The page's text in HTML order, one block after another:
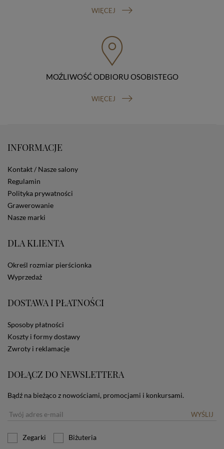
przenoszenia danych, prawo do wniesienia skargi do
prawo do cofnięcia zgody na przetwarzanie danych
osobowych (masz prawo cofnięcia zgody na
przetwarzanie danych w dowolnym momencie;
cofnięcie zgody nie ma wpływu na zgodność z prawem
przetwarzania, którego dokonano na podstawie Twojej
praw skieruj do nas odpowiednie żądanie.
Zautomatyzowane podejmowanie decyzji
Stosowane są one w celach zapewnienia maksymalnej
wygody wszystkich użytkowników (w tym Kupujących)
przy korzystaniu ze Sklepu (zapamiętywanie
preferencji i ustawień na stronie, zbieranie
anonimowych danych dla celów reklamowych i
statystycznych, także przez inne portale, w tym
dotyczących cookies oznacza, że będą one
użytkownika. Jeżeli użytkownik nie wyraża zgody na
stosowanie plików cookies powinien zmienić
WIĘCEJ
MOŹLIWOŚĆ ODBIORU OSOBISTEGO
WIĘCEJ
INFORMACJE
Kontakt / Nasze salony
Regulamin
Polityka prywatności
Grawerowanie
Nasze marki
DLA KLIENTA
Określ rozmiar pierścionka
Wyprzedaż
DOSTAWA I PŁATNOŚCI
Sposoby płatności
Koszty i formy dostawy
Zwroty i reklamacje
DOŁĄCZ DO NEWSLETTERA
Bądź na bieżąco z nowościami, promocjami i konkursami.
WYŚLIJ
Zegarki Biżuteria